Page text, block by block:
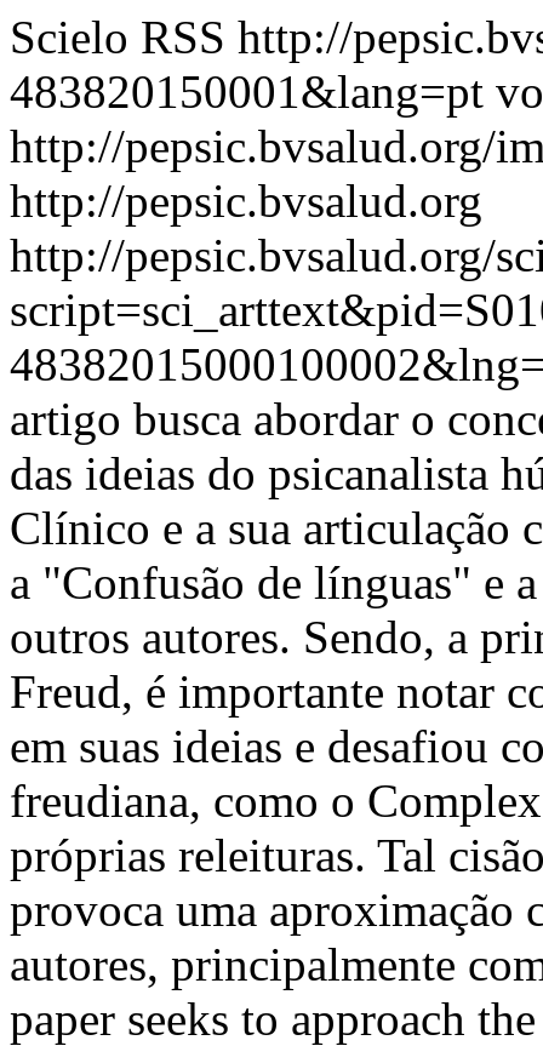
Scielo RSS http://
483820150001&lang=pt
http://pepsic.bvsalud.org/
http://pepsic.bvsalud.org
http://pepsic.bvsalud.org/
artigo busca abordar o
das ideias do psicanalista
Clínico e a sua articulação
a "Confusão de línguas" e
outros autores. Sendo, a
Freud, é importante notar
em suas ideias e desafiou
freudiana, como o
próprias releituras. Tal
provoca uma aproximação
autores, principalmente
paper seeks to approach